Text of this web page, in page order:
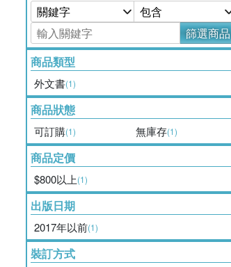
篩選商品
商品類型
外文書(1)
商品狀態
可訂購(1) 無庫存(1)
商品定價
$800以上(1)
出版日期
2017年以前(1)
裝訂方式